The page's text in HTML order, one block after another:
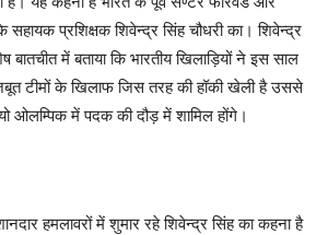
सहायक प्रशिक्षक शिवेन्द्र सिंह चौधरी का। शिवेन्द्र
बातचीत में बताया कि भारतीय खिलाड़ियों ने इस साल
टीमों के खिलाफ जिस तरह की हॉकी खेली है उससे
ओलम्पिक में पदक की दौड़ में शामिल होंगे।
हमलावरों में शुमार रहे शिवेन्द्र सिंह का कहना है